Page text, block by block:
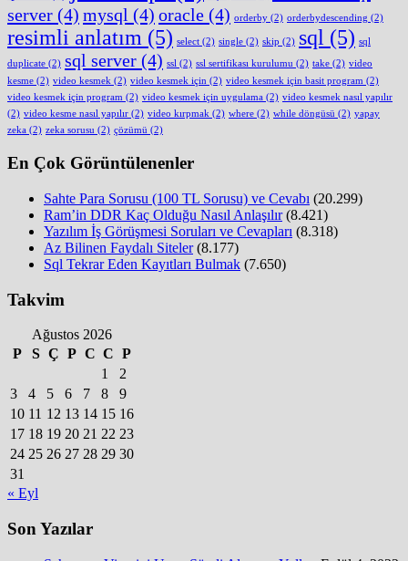
server (4) mysql (4) oracle (4) orderby (2) orderbydescending (2)
resimli anlatım (5) select (2) single (2) skip (2) sql (5) sql
duplicate (2) sql server (4) ssl (2) ssl sertifikası kurulumu (2) take (2) video
kesme (2) video kesmek (2) video kesmek için (2) video kesmek için basit program (2)
video kesmek için program (2) video kesmek için uygulama (2) video kesmek nasıl yapılır
(2) video kesme nasıl yapılır (2) video kırpmak (2) where (2) while döngüsü (2) yapay
zeka (2) zeka sorusu (2) çözümü (2)
En Çok Görüntülenenler
Sahte Para Sorusu (100 TL Sorusu) ve Cevabı (20.299)
Ram’in DDR Kaç Olduğu Nasıl Anlaşılır (8.421)
Yazılım İş Görüşmesi Soruları ve Cevapları (8.318)
Az Bilinen Faydalı Siteler (8.177)
Sql Tekrar Eden Kayıtları Bulmak (7.650)
Takvim
Ağustos 2026
P
S Ç P C C P
1
2
3
4 5 6 7 8
9
10 11 12 13 14 15 16
17 18 19 20 21 22 23
24 25 26 27 28 29 30
31
« Eyl
Son Yazılar